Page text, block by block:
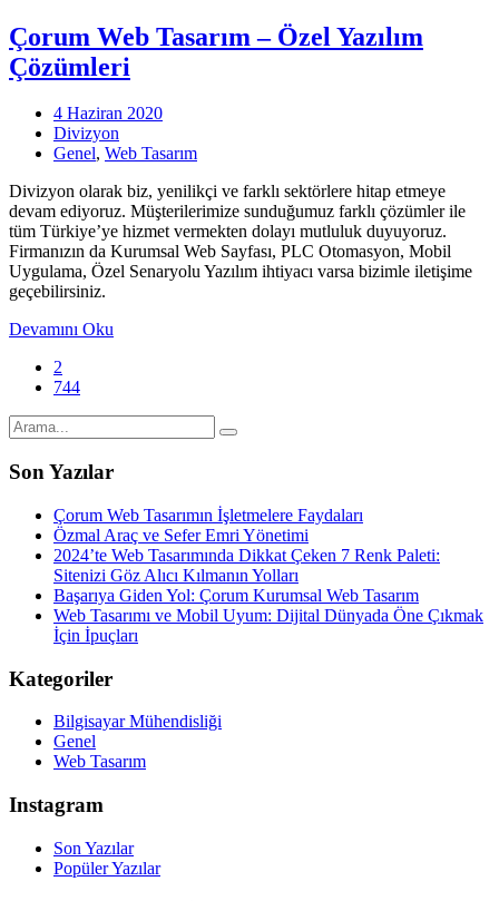
Çorum Web Tasarım – Özel Yazılım
Çözümleri
4 Haziran 2020
Divizyon
Genel, Web Tasarım
Divizyon olarak biz, yenilikçi ve farklı sektörlere hitap etmeye
devam ediyoruz. Müşterilerimize sunduğumuz farklı çözümler ile
tüm Türkiye’ye hizmet vermekten dolayı mutluluk duyuyoruz.
Firmanızın da Kurumsal Web Sayfası, PLC Otomasyon, Mobil
Uygulama, Özel Senaryolu Yazılım ihtiyacı varsa bizimle iletişime
geçebilirsiniz.
Devamını Oku
2
744
Son Yazılar
Çorum Web Tasarımın İşletmelere Faydaları
Özmal Araç ve Sefer Emri Yönetimi
2024’te Web Tasarımında Dikkat Çeken 7 Renk Paleti:
Sitenizi Göz Alıcı Kılmanın Yolları
Başarıya Giden Yol: Çorum Kurumsal Web Tasarım
Web Tasarımı ve Mobil Uyum: Dijital Dünyada Öne Çıkmak
İçin İpuçları
Kategoriler
Bilgisayar Mühendisliği
Genel
Web Tasarım
Instagram
Son Yazılar
Popüler Yazılar